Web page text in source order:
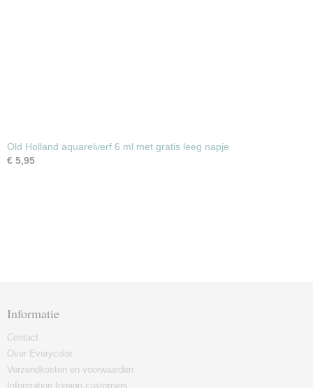
Old Holland aquarelverf 6 ml met gratis leeg napje
€ 5,95
Informatie
Contact
Over Everycolor
Verzendkosten en voorwaarden
Information foreign customers